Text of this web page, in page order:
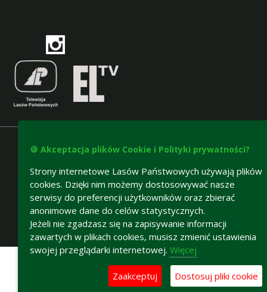
Deklaracja dostępności
🍪 Akceptacja plików Cookie i Polityki prywatności?
Strony internetowe Lasów Państwowych używają plików
cookies. Dzięki nim możemy dostosowywać nasze
serwisy do preferencji użytkowników oraz zbierać
anonimowe dane do celów statystycznych.
Jeżeli nie zgadzasz się na zapisywanie informacji
zawartych w plikach cookies, musisz zmienić ustawienia
swojej przeglądarki internetowej. Więcej
Zaakceptuj Dostosuj pliki cookie